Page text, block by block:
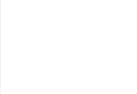
Ремонт
Ремонт
Ремонт
Ремонт